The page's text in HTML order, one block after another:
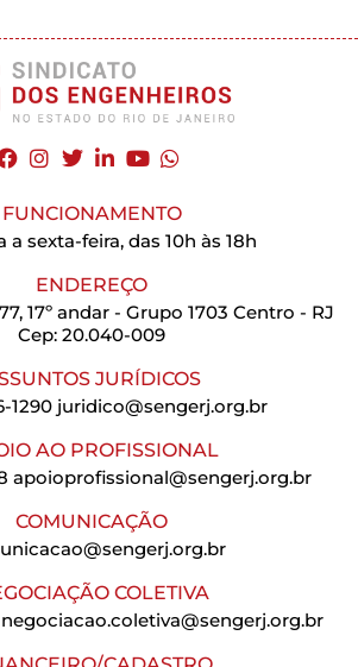
FUNCIONAMENTO
a sexta-feira, das 10h às 18h
ENDEREÇO
17º andar - Grupo 1703 Centro - RJ
Cep: 20.040-009
JURÍDICOS
1290 juridico@sengerj.org.br
AO PROFISSIONAL
apoioprofissional@sengerj.org.br
COMUNICAÇÃO
COLETIVA
negociacao.coletiva@sengerj.org.br